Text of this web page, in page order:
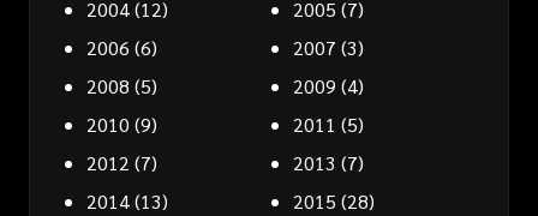
2004(12) 2005 (7)
2006 (6) 2007 (3)
2008 (5) 2009 (4)
2010 (9) 2011 (5)
2012 (7) 2013 (7)
2014(13) 2015 (28)